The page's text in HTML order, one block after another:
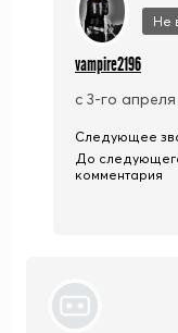
Не
vampire2196
с 3-го
Следующее
До
комментария